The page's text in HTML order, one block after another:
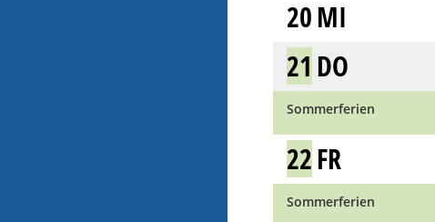
20MI
21 DO
Sommerferien
22FR
Sommerferien